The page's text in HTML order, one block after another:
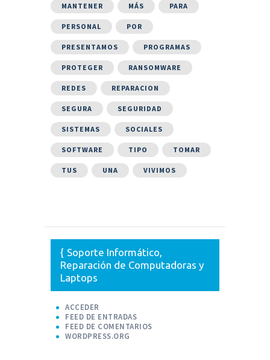
MANTENER MÁS PARA
PERSONAL POR
PRESENTAMOS PROGRAMAS
PROTEGER RANSOMWARE
REDES REPARACION
SEGURA SEGURIDAD
SISTEMAS SOCIALES
SOFTWARE TIPO TOMAR
TUS UNA VIVIMOS
Soporte Informático,
Reparación de Computadoras y
Laptops
ACCEDER
FEED DE ENTRADAS
FEED DE COMENTARIOS
WORDPRESS.ORG